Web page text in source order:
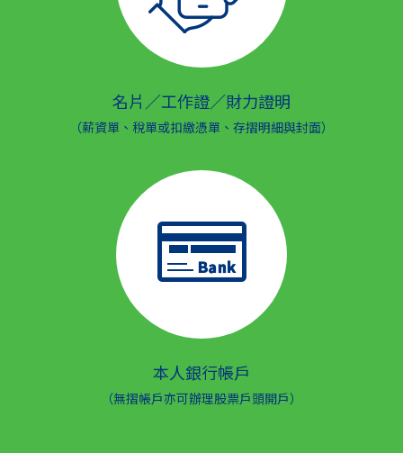
名片／工作證／財力證明
（薪資單、稅單或扣繳憑單、存摺明細與封面）
本人銀行帳戶
（無摺帳戶亦可辦理股票戶頭開戶）